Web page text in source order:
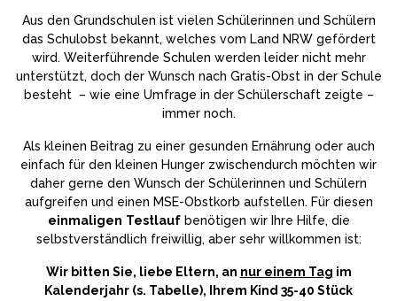
Aus den Grundschulen ist vielen Schülerinnen und Schülern
das Schulobst bekannt, welches vom Land NRW gefördert
wird. Weiterführende Schulen werden leider nicht mehr
unterstützt, doch der Wunsch nach Gratis-Obst in der Schule
besteht – wie eine Umfrage in der Schülerschaft zeigte –
immer noch.
Als kleinen Beitrag zu einer gesunden Ernährung oder auch
einfach für den kleinen Hunger zwischendurch möchten wir
daher gerne den Wunsch der Schülerinnen und Schülern
aufgreifen und einen MSE-Obstkorb aufstellen. Für diesen
einmaligen Testlaufbenötigen wir Ihre Hilfe, die
selbstverständlich freiwillig, aber sehr willkommen ist:
Wir bitten Sie, liebe Eltern, an nur einem Tag im
Kalenderjahr (s. Tabelle), Ihrem Kind 35-40 Stück